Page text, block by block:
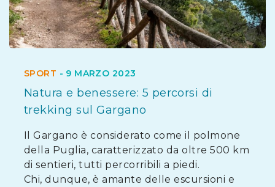
SPORT - 9 MARZO 2023
Natura e benessere: 5 percorsi di
trekking sul Gargano
Il Gargano è considerato come il polmone
della Puglia, caratterizzato da oltre 500 km
di sentieri, tutti percorribili a piedi.
Chi, dunque, è amante delle escursioni e